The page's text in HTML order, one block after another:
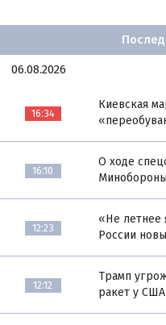
06.08.2026
16:34
Киевская
16:10
О ходе
12:23
«Не летнее
России
12:12
Трамп
ракет у США